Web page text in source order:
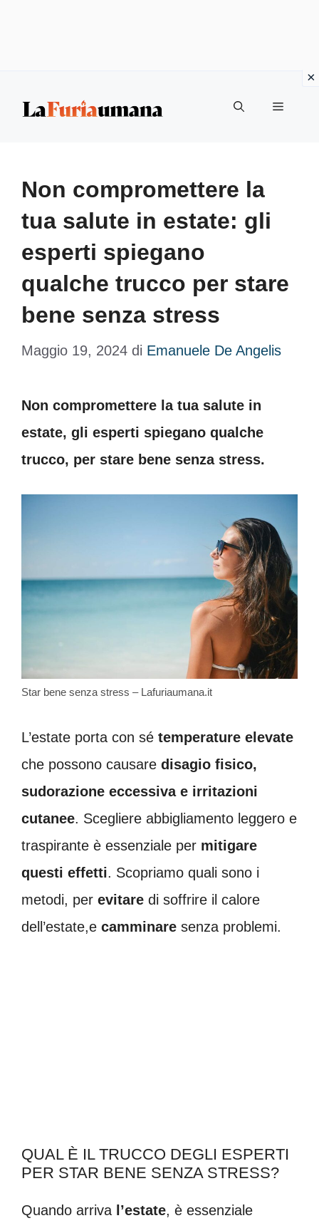
Menu
Non compromettere la
tua salute in estate: gli
esperti spiegano
qualche trucco per stare
bene senza stress
Maggio 19, 2024 di Emanuele De Angelis
Non compromettere la tua salute in
estate, gli esperti spiegano qualche
trucco, per stare bene senza stress.
Star bene senza stress – Lafuriaumana.it
L’estate porta con sé temperature elevate
che possono causare disagio fisico,
sudorazione eccessiva e irritazioni
cutanee. Scegliere abbigliamento leggero e
traspirante è essenziale per mitigare
questi effetti. Scopriamo quali sono i
metodi, per evitare di soffrire il calore
dell’estate,e camminare senza problemi.
QUAL È IL TRUCCO DEGLI ESPERTI
PER STAR BENE SENZA STRESS?
Quando arriva l’estate, è essenziale